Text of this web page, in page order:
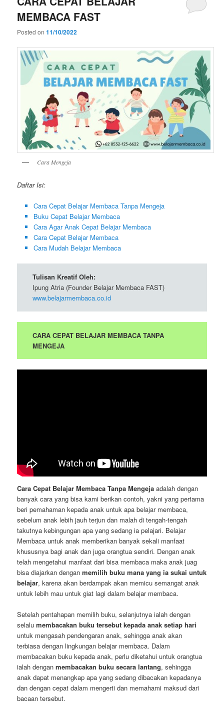
MEMBACA FAST
Posted on11/10/2022
Cara Mengeja
Daftar Isi:
Cara Cepat Belajar Membaca Tanpa Mengeja
Buku Cepat Belajar Membaca
Cara Agar Anak Cepat Belajar Membaca
Cara Cepat Belajar Membaca
Cara Mudah Belajar Membaca
Tulisan Kreatif Oleh:
Ipung Atria (Founder Belajar Membaca FAST)
www.belajarmembaca.co.id
CARA CEPAT BELAJAR MEMBACA TANPA
MENGEJA
Cara Cepat Belajar Membaca Tanpa Mengeja adalah dengan
banyak cara yang bisa kami berikan contoh, yakni yang pertama
beri pemahaman kepada anak untuk apa belajar membaca,
sebelum anak lebih jauh terjun dan malah di tengah-tengah
takutnya kebingungan apa yang sedang ia pelajari. Belajar
Membaca untuk anak memberikan banyak sekali manfaat
khususnya bagi anak dan juga orangtua sendiri. Dengan anak
telah mengetahui manfaat dari bisa membaca maka anak juag
bisa diajarkan denganmemilih buku mana yang ia sukai untuk
belajar, karena akan berdampak akan memicu semangat anak
untuk lebih mau untuk giat lagi dalam belajar membaca.
Setelah pentahapan memilih buku, selanjutnya ialah dengan
selalumembacakan buku tersebut kepada anak setiap hari
untuk mengasah pendengaran anak, sehingga anak akan
terbiasa dengan lingkungan belajar membaca. Dalam
membacakan buku kepada anak, perlu diketahui untuk orangtua
ialah denganmembacakan buku secara lantang, sehingga
anak dapat menangkap apa yang sedang dibacakan kepadanya
dan dengan cepat dalam mengerti dan memahami maksud dari
bacaan tersebut.